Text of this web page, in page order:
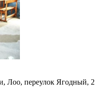
Лоо, переулок Ягодный, 2